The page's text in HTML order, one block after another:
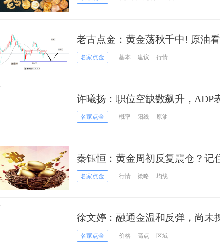
老古点金：黄金荡秋千中! 原油
名家点金 基本 建议 行情
许曦扬：职位空缺数飙升，ADP
名家点金 概率 阳线 原油
秦钰恒：黄金周初反复震仓？记
名家点金 行情 策略 均线
徐文婷：融通金温和反弹，尚未
名家点金 价格 高点 区域